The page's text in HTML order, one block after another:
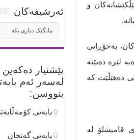
و
بەخۆڕایی
لێرە دەبێتە
دەهێڵێت کە
قامیشلۆ لە
ئه‌رشیفه‌کان
ئه‌رشیفه‌کان
پێشنیار
لەسەر ئەم
بنووسن:
♢بابەتی
♢بابەتی گەنجان